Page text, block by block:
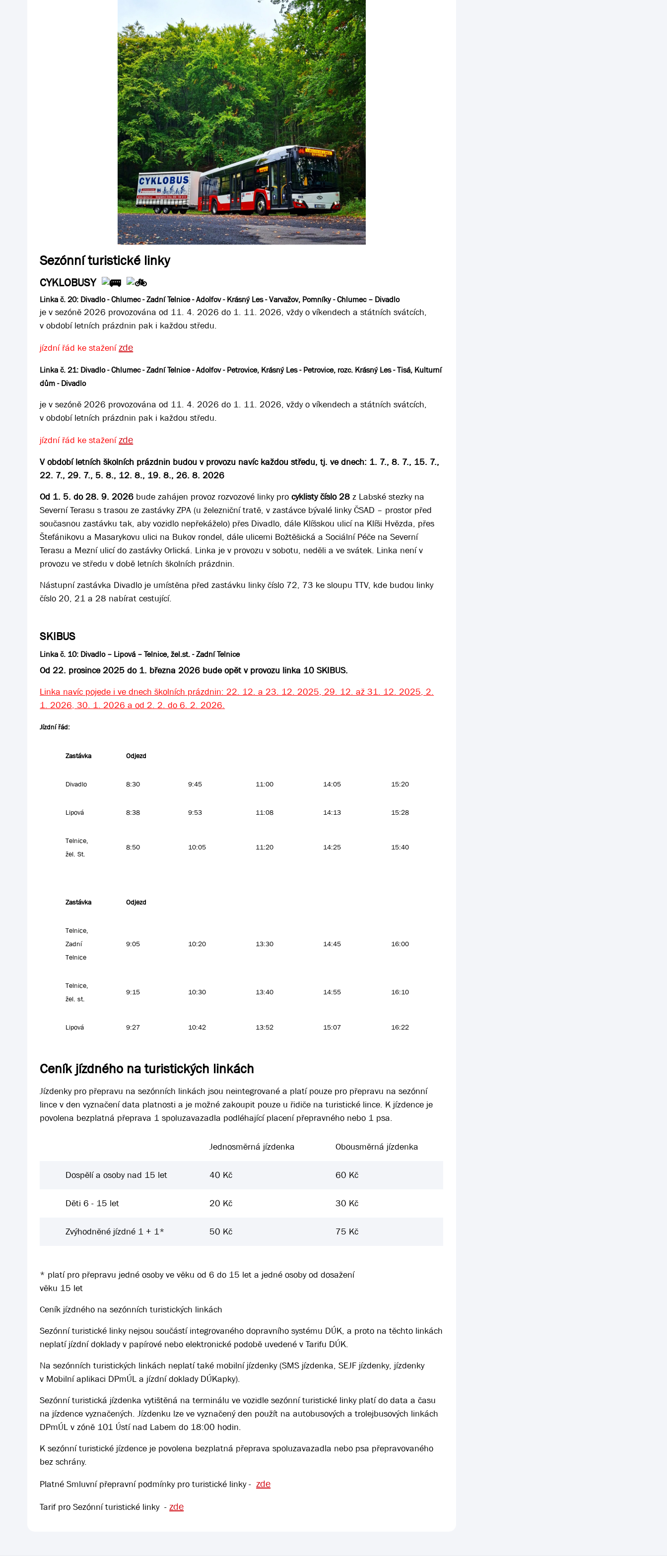
Sezónní turistické linky
CYKLOBUSY
Linka č. 20: Divadlo - Chlumec - Zadní Telnice - Adolfov - Krásný Les - Varvažov, Pomníky - Chlumec – Divadlo
je v sezóně 2026 provozována od 11. 4. 2026 do 1. 11. 2026, vždy o víkendech a státních svátcích,
v období letních prázdnin pak i každou středu.
jízdní řád ke staženízde
Linka č. 21: Divadlo - Chlumec - Zadní Telnice - Adolfov - Petrovice, Krásný Les - Petrovice, rozc. Krásný Les - Tisá, Kulturní
dům - Divadlo
je v sezóně 2026 provozována od 11. 4. 2026 do 1. 11. 2026, vždy o víkendech a státních svátcích,
v období letních prázdnin pak i každou středu.
jízdní řád ke staženízde
V období letních školních prázdnin budou v provozu navíc každou středu, tj. ve dnech: 1. 7., 8. 7., 15. 7.,
22. 7., 29. 7., 5. 8., 12. 8., 19. 8., 26. 8. 2026
Od 1. 5. do 28. 9. 2026 bude zahájen provoz rozvozové linky procyklisty číslo 28z Labské stezky na
Severní Terasu s trasou ze zastávky ZPA (u železniční tratě, v zastávce bývalé linky ČSAD – prostor před
současnou zastávku tak, aby vozidlo nepřekáželo) přes Divadlo, dále Klíšskou ulicí na Klíši Hvězda, přes
Štefánikovu a Masarykovu ulici na Bukov rondel, dále ulicemi Božtěšická a Sociální Péče na Severní
Terasu a Mezní ulicí do zastávky Orlická. Linka je v provozu v sobotu, neděli a ve svátek. Linka není v
provozu ve středu v době letních školních prázdnin.
Nástupní zastávka Divadlo je umístěna před zastávku linky číslo 72, 73 ke sloupu TTV, kde budou linky
číslo 20, 21 a 28 nabírat cestující.
SKIBUS
Linka č. 10: Divadlo – Lipová – Telnice, žel.st. - Zadní Telnice
Od 22. prosince 2025 do 1. března 2026 bude opět v provozu linka 10 SKIBUS.
Linka navíc pojede i ve dnech školních prázdnin: 22. 12. a 23. 12. 2025, 29. 12. až 31. 12. 2025, 2.
1. 2026, 30. 1. 2026 a od 2. 2. do 6. 2. 2026.
Jízdní řád:
Zastávka Odjezd
Divadlo 8:30 9:45 11:00 14:05 15:20
Lipová 8:38 9:53 11:08 14:13 15:28
Telnice,
žel. St.
8:50 10:05 11:20 14:25 15:40
Zastávka Odjezd
Telnice,
Zadní
Telnice
9:05 10:20 13:30 14:45 16:00
Telnice,
žel. st.
9:15 10:30 13:40 14:55 16:10
Lipová 9:27 10:42 13:52 15:07 16:22
Ceník jízdného na turistických linkách
Jízdenky pro přepravu na sezónních linkách jsou neintegrované a platí pouze pro přepravu na sezónní
lince v den vyznačení data platnosti a je možné zakoupit pouze u řidiče na turistické lince. K jízdence je
povolena bezplatná přeprava 1 spoluzavazadla podléhající placení přepravného nebo 1 psa.
Jednosměrná jízdenka Obousměrná jízdenka
Dospělí a osoby nad 15 let 40 Kč 60 Kč
Děti 6 - 15 let 20 Kč 30 Kč
Zvýhodněné jízdné 1 + 1* 50 Kč 75 Kč
* platí pro přepravu jedné osoby ve věku od 6 do 15 let a jedné osoby od dosažení
věku 15 let
Ceník jízdného na sezónních turistických linkách
Sezónní turistické linky nejsou součástí integrovaného dopravního systému DÚK, a proto na těchto linkách
neplatí jízdní doklady v papírové nebo elektronické podobě uvedené v Tarifu DÚK.
Na sezónních turistických linkách neplatí také mobilní jízdenky (SMS jízdenka, SEJF jízdenky, jízdenky
v Mobilní aplikaci DPmÚL a jízdní doklady DÚKapky).
Sezónní turistická jízdenka vytištěná na terminálu ve vozidle sezónní turistické linky platí do data a času
na jízdence vyznačených. Jízdenku lze ve vyznačený den použít na autobusových a trolejbusových linkách
DPmÚL v zóně 101 Ústí nad Labem do 18:00 hodin.
K sezónní turistické jízdence je povolena bezplatná přeprava spoluzavazadla nebo psa přepravovaného
bez schrány.
Platné Smluvní přepravní podmínky pro turistické linky -zde
Tarif pro Sezónní turistické linky -zde